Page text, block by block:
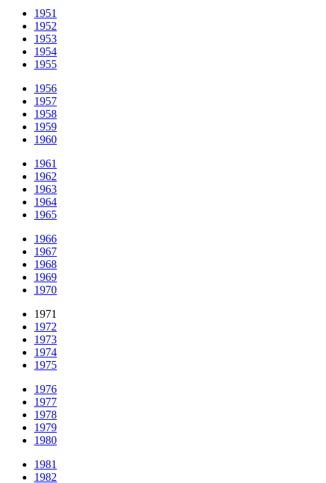
1951
1952
1953
1954
1955
1956
1957
1958
1959
1960
1961
1962
1963
1964
1965
1966
1967
1968
1969
1970
1971
1972
1973
1974
1975
1976
1977
1978
1979
1980
1981
1982